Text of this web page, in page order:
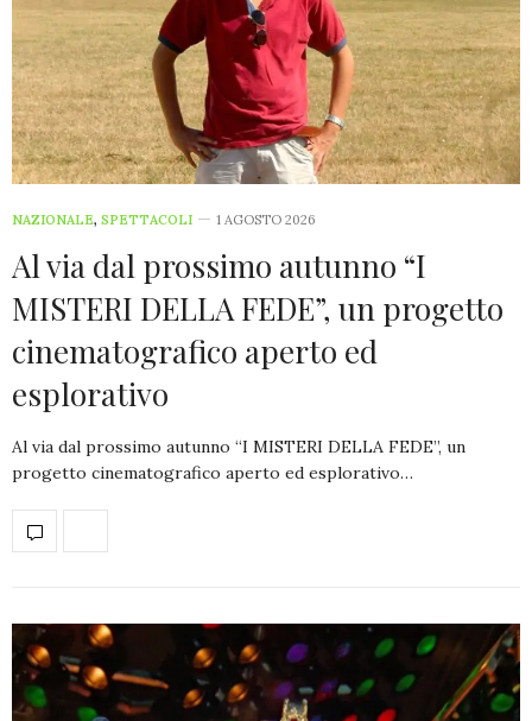
NAZIONALE, SPETTACOLI 1 AGOSTO 2026
Al via dal prossimo autunno “I
MISTERI DELLA FEDE”, un progetto
cinematografico aperto ed
esplorativo
Al via dal prossimo autunno “I MISTERI DELLA FEDE”, un
progetto cinematografico aperto ed esplorativo…